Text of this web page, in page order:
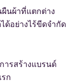
นผ้าที่แตกต่าง
ด้อย่างไร้ขีดจำกัด
ารสร้างแบรนด์
รก